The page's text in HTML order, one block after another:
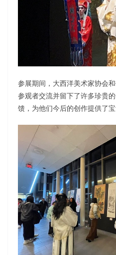
参展期间，大西洋美术家协会
参观者交流并留下了许多珍贵
馈，为他们今后的创作提供了宝